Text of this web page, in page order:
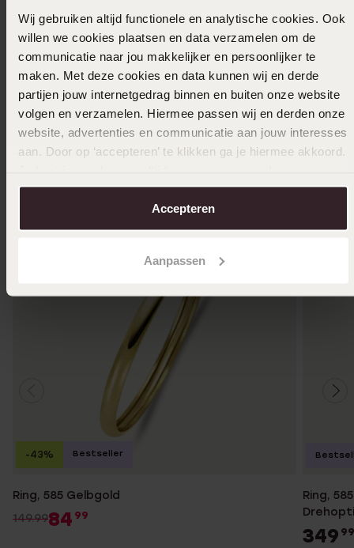
Wij gebruiken altijd functionele en analytische cookies. Ook
willen we cookies plaatsen en data verzamelen om de
communicatie naar jou makkelijker en persoonlijker te
maken. Met deze cookies en data kunnen wij en derde
partijen jouw internetgedrag binnen en buiten onze website
volgen en verzamelen. Hiermee passen wij en derden onze
website, advertenties en communicatie aan jouw interesses
aan. Door op ‘accepteren’ te klikken ga je hiermee akkoord.
over in onscookiebeleid.
Accepteren
Aanpassen
Mehr anzeigen
Größe auswählen und bestellen
Das könnte dir gefallen
Ring, 585 Gelbgold
149.9984 99
-43% Bestseller
Ring,
349 99